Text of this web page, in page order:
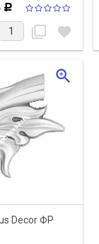
Р
filter_none favorite
Decor ФР
zoom_in